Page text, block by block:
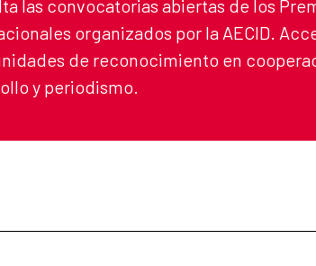
las convocatorias abiertas de los
organizados por la AECID.
de reconocimiento en
y periodismo.